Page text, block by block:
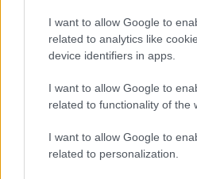
I want to allow Google to
related to analytics like
device identifiers in apps.
I want to allow Google to
related to functionality of the
I want to allow Google to
related to personalization.
Perché l’Italia perde le sue
Roberto Capelli · 8 Ago 2026